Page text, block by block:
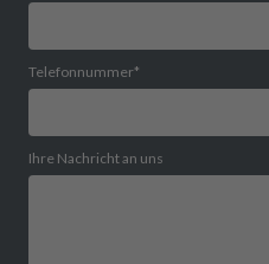
Telefonnummer*
Ihre Nachricht an uns